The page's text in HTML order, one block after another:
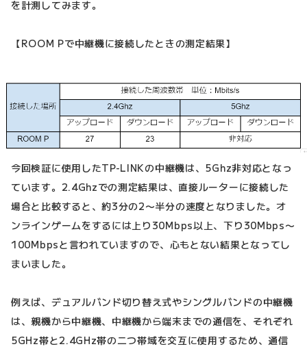
を計測してみます。
【ROOM Pで中継機に接続したときの測定結果】
今回検証に使用したTP-LINKの中継機は、5Ghz非対応となっ
ています。2.4Ghzでの測定結果は、直接ルーターに接続した
場合と比較すると、約3分の2〜半分の速度となりました。オ
ンラインゲームをするには上り30Mbps以上、下り30Mbps〜
100Mbpsと言われていますので、心もとない結果となってし
まいました。
例えば、デュアルバンド切り替え式やシングルバンドの中継機
は、親機から中継機、中継機から端末までの通信を、それぞれ
5GHz帯と2.4GHz帯の二つ帯域を交互に使用するため、通信